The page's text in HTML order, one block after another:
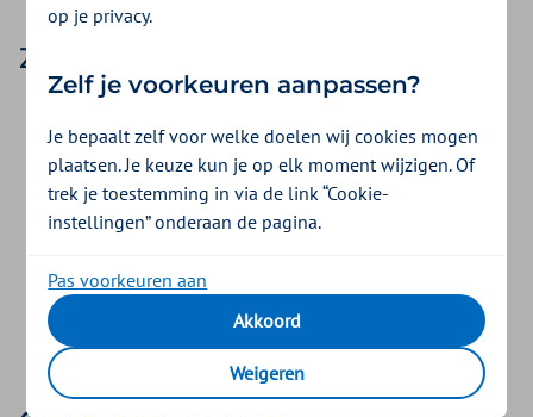
Zo declareert u
onderzoek
Bij een huisbezoek declareert u de prestatie 4103:
Eenmalig logopedisch onderzoek met toeslag voor
behandeling aan huis.
Eenmalig logopedisch onderzoek met toeslag voor
behandeling in een instelling.
op je privacy.
Zelf je voorkeuren aanpassen?
Je bepaalt zelf voor welke doelen wij cookies mogen
plaatsen. Je keuze kun je op elk moment wijzigen. Of
trek je toestemming in via de link “Cookie-
instellingen” onderaan de pagina.
Pas voorkeuren aan
Akkoord
Weigeren